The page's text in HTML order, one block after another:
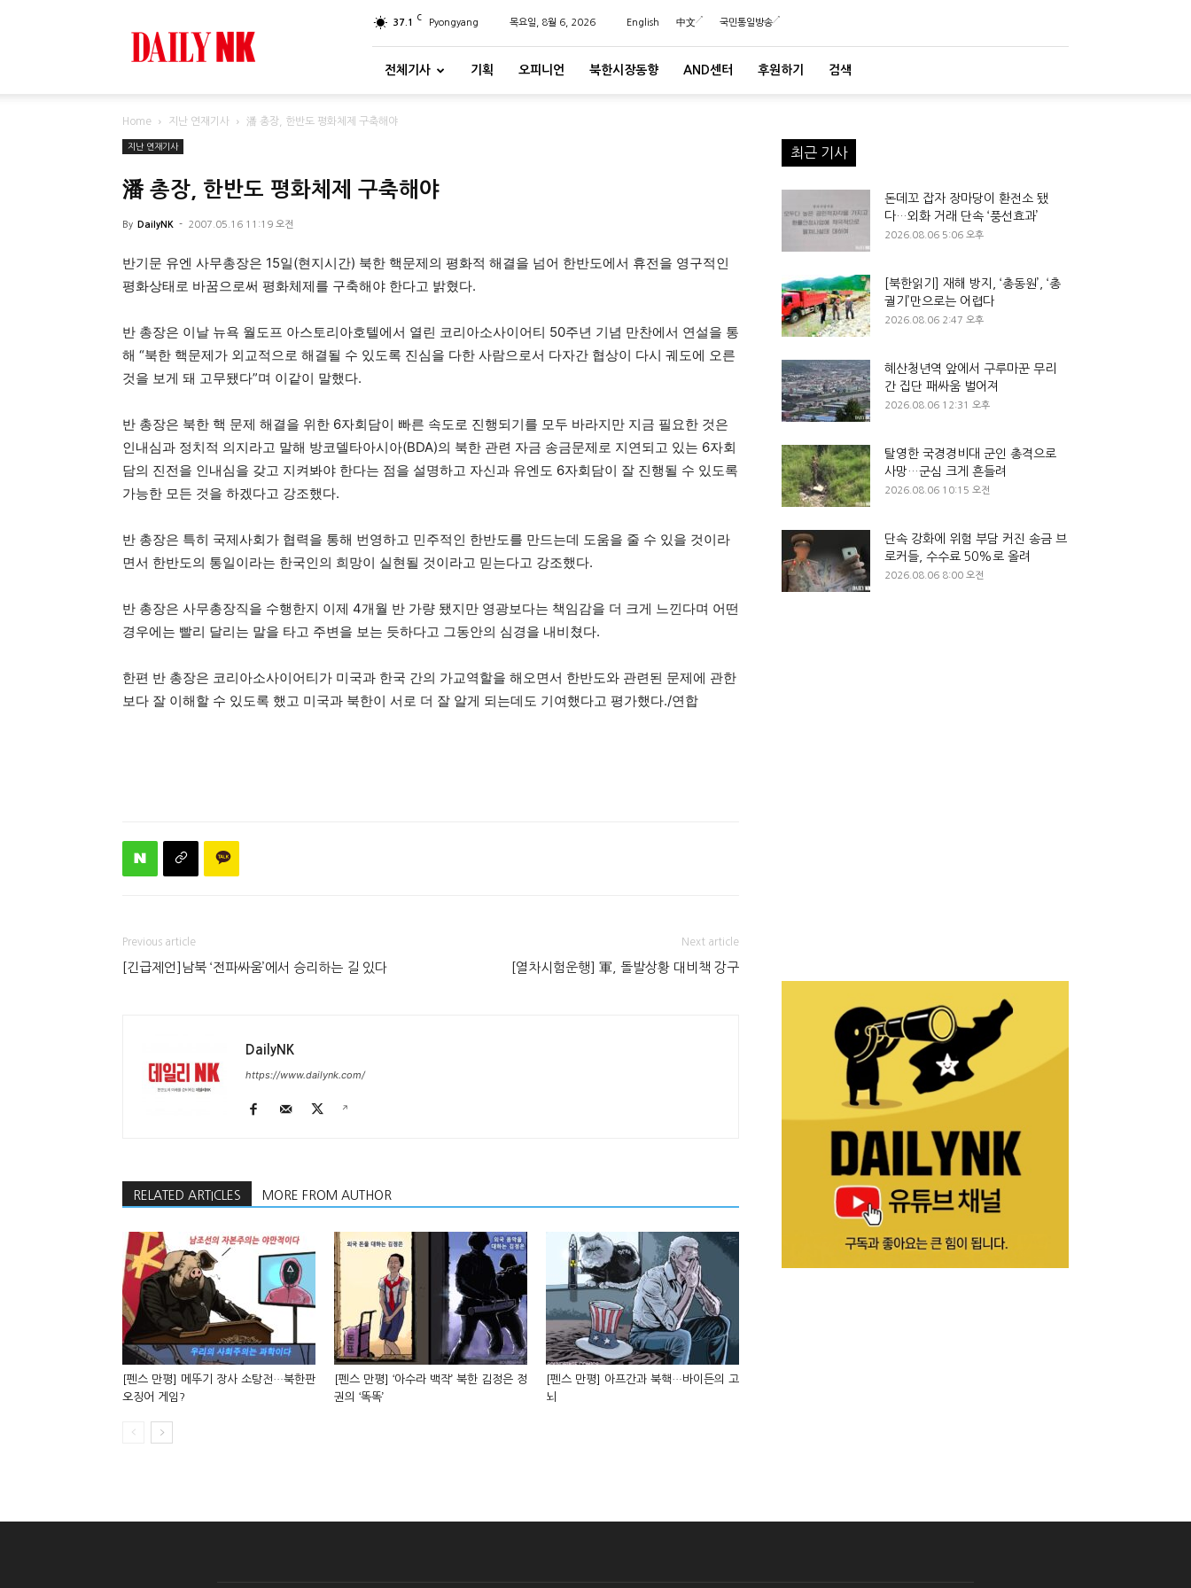
37.1 C Pyongyang 목요일, 8월 6, 2026 English 中文 국민통일방송
전체기사 기획 오피니언 북한시장동향 AND센터 후원하기 검색
Home 지난 연재기사 潘 총장, 한반도 평화체제 구축해야
지난 연재기사
潘 총장, 한반도 평화체제 구축해야
By DailyNK - 2007.05.16 11:19 오전
반기문 유엔 사무총장은 15일(현지시간) 북한 핵문제의 평화적 해결을 넘어 한반도에서 휴전을 영구적인
평화상태로 바꿈으로써 평화체제를 구축해야 한다고 밝혔다.
반 총장은 이날 뉴욕 월도프 아스토리아호텔에서 열린 코리아소사이어티 50주년 기념 만찬에서 연설을 통
해 “북한 핵문제가 외교적으로 해결될 수 있도록 진심을 다한 사람으로서 다자간 협상이 다시 궤도에 오른
것을 보게 돼 고무됐다”며 이같이 말했다.
반 총장은 북한 핵 문제 해결을 위한 6자회담이 빠른 속도로 진행되기를 모두 바라지만 지금 필요한 것은
인내심과 정치적 의지라고 말해 방코델타아시아(BDA)의 북한 관련 자금 송금문제로 지연되고 있는 6자회
담의 진전을 인내심을 갖고 지켜봐야 한다는 점을 설명하고 자신과 유엔도 6자회담이 잘 진행될 수 있도록
가능한 모든 것을 하겠다고 강조했다.
반 총장은 특히 국제사회가 협력을 통해 번영하고 민주적인 한반도를 만드는데 도움을 줄 수 있을 것이라
면서 한반도의 통일이라는 한국인의 희망이 실현될 것이라고 믿는다고 강조했다.
반 총장은 사무총장직을 수행한지 이제 4개월 반 가량 됐지만 영광보다는 책임감을 더 크게 느낀다며 어떤
경우에는 빨리 달리는 말을 타고 주변을 보는 듯하다고 그동안의 심경을 내비쳤다.
한편 반 총장은 코리아소사이어티가 미국과 한국 간의 가교역할을 해오면서 한반도와 관련된 문제에 관한
보다 잘 이해할 수 있도록 했고 미국과 북한이 서로 더 잘 알게 되는데도 기여했다고 평가했다./연합
Previous article
[긴급제언]남북 ‘전파싸움’에서 승리하는 길 있다
Next article
[열차시험운행] 軍, 돌발상황 대비책 강구
DailyNK
https://www.dailynk.com/
RELATED ARTICLES MORE FROM AUTHOR
[펜스 만평] 메뚜기 장사 소탕전…북한판
오징어 게임?
[펜스 만평] ‘아수라 백작’ 북한 김정은 정
권의 ‘똑똑’
[펜스 만평] 아프간과 북핵…바이든의 고
뇌
최근 기사
돈데꼬 잡자 장마당이 환전소 됐
다…외화 거래 단속 ‘풍선효과’
2026.08.06 5:06 오후
[북한읽기] 재해 방지, ‘총동원’, ‘총
궐기’만으로는 어렵다
2026.08.06 2:47 오후
혜산청년역 앞에서 구루마꾼 무리
간 집단 패싸움 벌어져
2026.08.06 12:31 오후
탈영한 국경경비대 군인 총격으로
사망…군심 크게 흔들려
2026.08.06 10:15 오전
단속 강화에 위험 부담 커진 송금 브
로커들, 수수료 50%로 올려
2026.08.06 8:00 오전